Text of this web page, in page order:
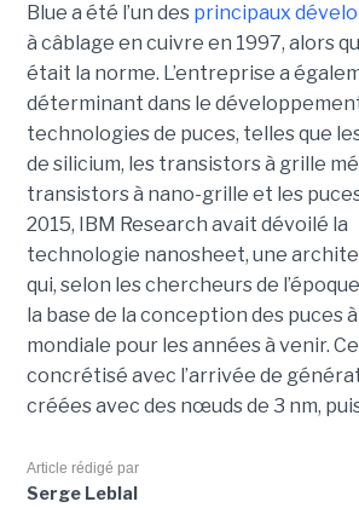
Blue a été l’un des principaux
à câblage en cuivre en 1997, alors
était la norme. L’entreprise a
déterminant dans le
technologies de puces, telles que
de silicium, les transistors à grille
transistors à nano-grille et les puces
2015, IBM Research avait dévoilé la
technologie nanosheet, une
qui, selon les chercheurs de
la base de la conception des puces à
mondiale pour les années à venir.
concrétisé avec l’arrivée de
créées avec des nœuds de 3 nm,
Article rédigé par
Serge Leblal